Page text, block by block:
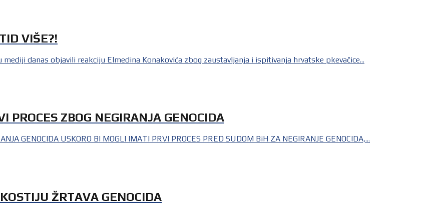
VIŠE?!
mediji danas objavili reakciju Elmedina Konakovića zbog zaustavljanja i ispitivanja hrvatske pkevačice...
PROCES ZBOG NEGIRANJA GENOCIDA
GENOCIDA USKORO BI MOGLI IMATI PRVI PROCES PRED SUDOM BiH ZA NEGIRANJE GENOCIDA,...
ŽRTAVA GENOCIDA